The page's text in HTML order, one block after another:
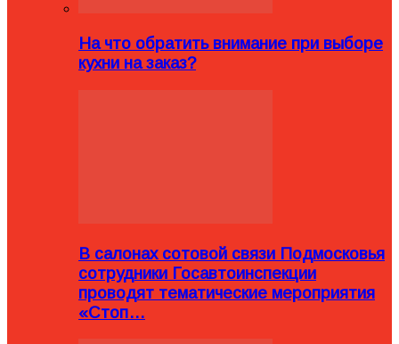
На что обратить внимание при выборе
кухни на заказ?
В салонах сотовой связи Подмосковья
сотрудники Госавтоинспекции
проводят тематические мероприятия
«Стоп…